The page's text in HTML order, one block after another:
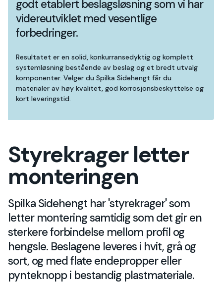
godt etablert beslagsløsning som vi har
videreutviklet med vesentlige
forbedringer.
Resultatet er en solid, konkurransedyktig og komplett
systemløsning bestående av beslag og et bredt utvalg
komponenter. Velger du Spilka Sidehengt får du
materialer av høy kvalitet, god korrosjonsbeskyttelse og
kort leveringstid.
Styrekrager letter
monteringen
Spilka Sidehengt har 'styrekrager' som
letter montering samtidig som det gir en
sterkere forbindelse mellom profil og
hengsle. Beslagene leveres i hvit, grå og
sort, og med flate endepropper eller
pynteknopp i bestandig plastmateriale.